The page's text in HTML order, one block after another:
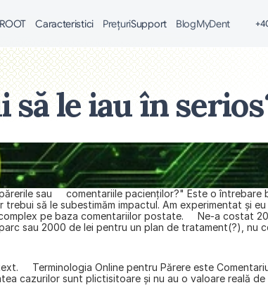
Caracteristici Support
Preţuri BlogMyDent
le iau în
sau     comentariile pacienţilor?" Este o întrebare
să le subestimăm impactul. Am experimentat şi
pe baza comentariilor postate.     Ne-a costat
sau 2000 de lei pentru un plan de tratament(?), nu
Terminologia Online pentru Părere este
cazurilor sunt plictisitoare şi nu au o valoare reală de